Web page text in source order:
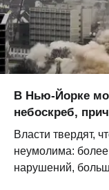
В Нью-Йорке
небоскреб,
Власти твердят,
неумолима:
нарушений,